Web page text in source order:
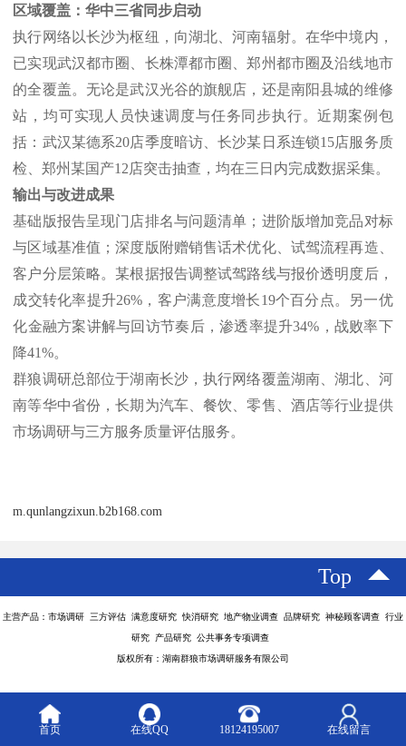
区域覆盖：华中三省同步启动
执行网络以长沙为枢纽，向湖北、河南辐射。在华中境内，
已实现武汉都市圈、长株潭都市圈、郑州都市圈及沿线地市
的全覆盖。无论是武汉光谷的旗舰店，还是南阳县城的维修
站，均可实现人员快速调度与任务同步执行。近期案例包
括：武汉某德系20店季度暗访、长沙某日系连锁15店服务质
检、郑州某国产12店突击抽查，均在三日内完成数据采集。
输出与改进成果
基础版报告呈现门店排名与问题清单；进阶版增加竞品对标
与区域基准值；深度版附赠销售话术优化、试驾流程再造、
客户分层策略。某根据报告调整试驾路线与报价透明度后，
成交转化率提升26%，客户满意度增长19个百分点。另一优
化金融方案讲解与回访节奏后，渗透率提升34%，战败率下
降41%。
群狼调研总部位于湖南长沙，执行网络覆盖湖南、湖北、河
南等华中省份，长期为汽车、餐饮、零售、酒店等行业提供
市场调研与三方服务质量评估服务。
m.qunlangzixun.b2b168.com
Top
主营产品：市场调研 三方评估 满意度研究 快消研究 地产物业调查 品牌研究 神秘顾客调查 行业
研究 产品研究 公共事务专项调查
版权所有：湖南群狼市场调研服务有限公司
首页 在线QQ 18124195007 在线留言